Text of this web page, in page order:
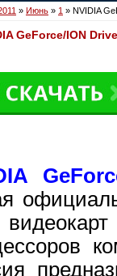
» Июнь » 1 » NVIDIA
GeForce/ION